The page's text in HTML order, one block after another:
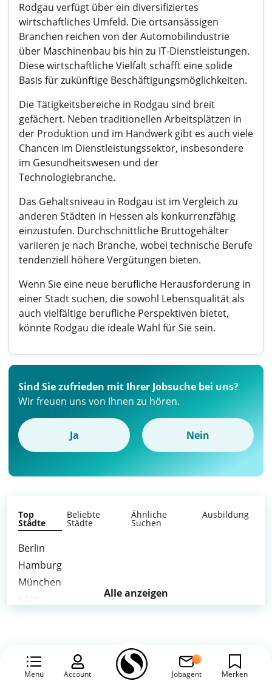
Rodgau verfügt über ein diversifiziertes
wirtschaftliches Umfeld. Die ortsansässigen
Branchen reichen von der Automobilindustrie
über Maschinenbau bis hin zu IT-Dienstleistungen.
Diese wirtschaftliche Vielfalt schafft eine solide
Basis für zukünftige Beschäftigungsmöglichkeiten.
Die Tätigkeitsbereiche in Rodgau sind breit
gefächert. Neben traditionellen Arbeitsplätzen in
der Produktion und im Handwerk gibt es auch viele
Chancen im Dienstleistungssektor, insbesondere
im Gesundheitswesen und der
Technologiebranche.
Das Gehaltsniveau in Rodgau ist im Vergleich zu
anderen Städten in Hessen als konkurrenzfähig
einzustufen. Durchschnittliche Bruttogehälter
variieren je nach Branche, wobei technische Berufe
tendenziell höhere Vergütungen bieten.
Wenn Sie eine neue berufliche Herausforderung in
einer Stadt suchen, die sowohl Lebensqualität als
auch vielfältige berufliche Perspektiven bietet,
könnte Rodgau die ideale Wahl für Sie sein.
Menü Account Jobagent Merken
Sind Sie zufrieden mit Ihrer Jobsuche bei uns?
Wir freuen uns von Ihnen zu hören.
Ja Nein
Top
Städte
Beliebte
Städte
Ähnliche
Suchen
Ausbildung
Berlin
Hamburg
München
Duisburg
Alle anzeigen